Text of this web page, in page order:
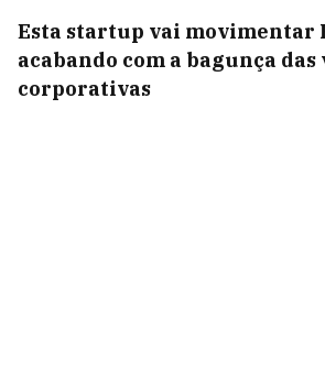
Esta startup vai movimentar
acabando com a bagunça das
corporativas